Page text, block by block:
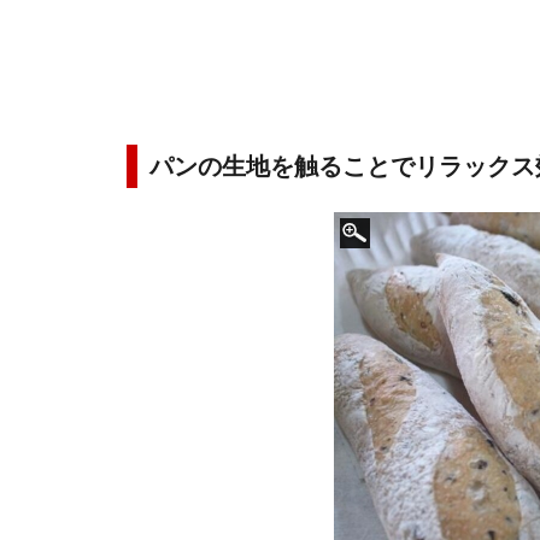
パンの生地を触ることでリラック